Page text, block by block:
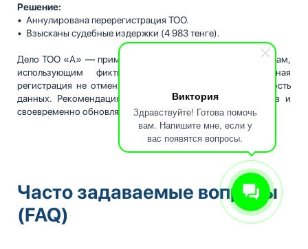
Виктория
Здравствуйте! Готова помочь
вам. Напишите мне, если у
вас появятся вопросы.
Решение:
• Аннулирована перерегистрация ТОО.
• Взысканы судебные издержки (4 983 тенге).
Дело ТОО «А» — пример жесткого подхода судов к фирмам,
использующим фиктивные адреса. Даже упрощенная
регистрация не отменяет ответственности за достоверность
данных. Рекомендация: проверяйте адреса контрагентов и
своевременно обновляйте свои данные в госреестрах.
Часто задаваемые вопросы
(FAQ)